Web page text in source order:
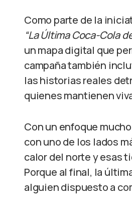
Como parte de la
“La Última Coca-Cola
un mapa digital que
campaña también
las historias reales
quienes mantienen
Con un enfoque
con uno de los lados
calor del norte y esas
Porque al final, la
alguien dispuesto a